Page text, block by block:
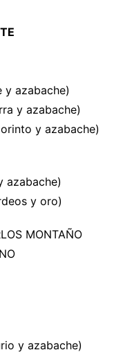
y azabache)
y azabache)
y azabache)
azabache)
y oro)
MONTAÑO
y azabache)